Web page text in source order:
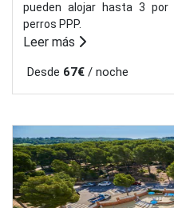
pueden alojar hasta 3 por
perros PPP.
Leer más
Desde 67€ / noche